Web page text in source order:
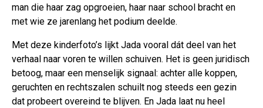
man die haar zag opgroeien, haar naar school bracht en
met wie ze jarenlang het podium deelde.
Met deze kinderfoto’s lijkt Jada vooral dát deel van het
verhaal naar voren te willen schuiven. Het is geen juridisch
betoog, maar een menselijk signaal: achter alle koppen,
geruchten en rechtszalen schuilt nog steeds een gezin
dat probeert overeind te blijven. En Jada laat nu heel